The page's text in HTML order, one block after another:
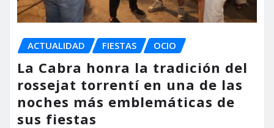
ACTUALIDAD FIESTAS OCIO
La Cabra honra la tradición del
rossejat torrentí en una de las
noches más emblemáticas de
sus fiestas